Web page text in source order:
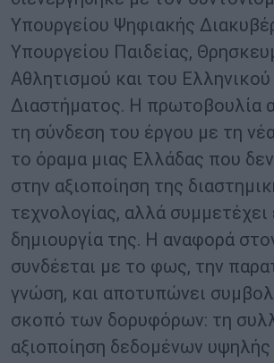
Υπουργείου Ψηφιακής
Υπουργείου Παιδείας,
Αθλητισμού και του
Διαστήματος. Η πρωτοβουλία
τη σύνδεση του έργου με τη
το όραμα μιας Ελλάδας που δεν
στην αξιοποίηση της
τεχνολογίας, αλλά συμμετέχει
δημιουργία της. Η αναφορά
συνδέεται με το φως, την
γνώση, και αποτυπώνει
σκοπό των δορυφόρων: τη
αξιοποίηση δεδομένων υψηλής